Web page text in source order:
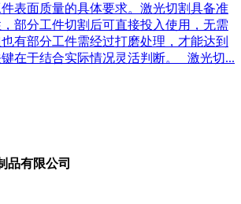
表面质量的具体要求。激光切割具备准
部分工件切割后可直接投入使用，无需
有部分工件需经过打磨处理，才能达到
在于结合实际情况灵活判断。 激光切...
品有限公司